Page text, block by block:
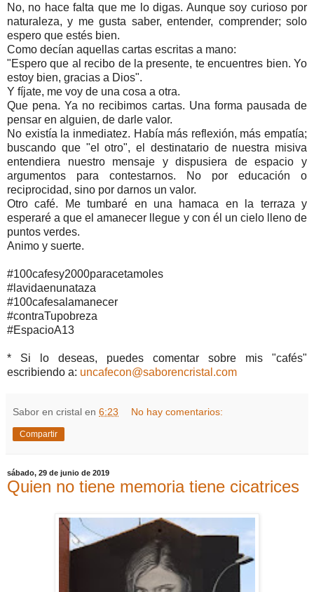
No, no hace falta que me lo digas. Aunque soy curioso por
naturaleza, y me gusta saber, entender, comprender; solo
espero que estés bien.
Como decían aquellas cartas escritas a mano:
"Espero que al recibo de la presente, te encuentres bien. Yo
estoy bien, gracias a Dios".
Y fíjate, me voy de una cosa a otra.
Que pena. Ya no recibimos cartas. Una forma pausada de
pensar en alguien, de darle valor.
No existía la inmediatez. Había más reflexión, más empatía;
buscando que "el otro", el destinatario de nuestra misiva
entendiera nuestro mensaje y dispusiera de espacio y
argumentos para contestarnos. No por educación o
reciprocidad, sino por darnos un valor.
Otro café. Me tumbaré en una hamaca en la terraza y
esperaré a que el amanecer llegue y con él un cielo lleno de
puntos verdes.
Animo y suerte.
#100cafesy2000paracetamoles
#lavidaenunataza
#100cafesalamanecer
#contraTupobreza
#EspacioA13
* Si lo deseas, puedes comentar sobre mis "cafés"
escribiendo a: uncafecon@saborencristal.com
Sabor en cristal en 6:23 No hay comentarios:
Compartir
sábado, 29 de junio de 2019
Quien no tiene memoria tiene cicatrices